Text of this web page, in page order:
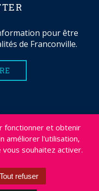
fonctionner et obtenir
améliorer l'utilisation,
souhaitez activer.
Tout refuser
pour être
de Franconville.